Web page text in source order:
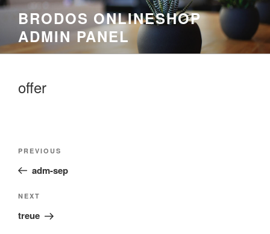
Skip
content
BRODOS ONLINESHOP
ADMIN PANEL
offer
Previous
Post
PREVIOUS
adm-sep
Next
Post
NEXT
treue